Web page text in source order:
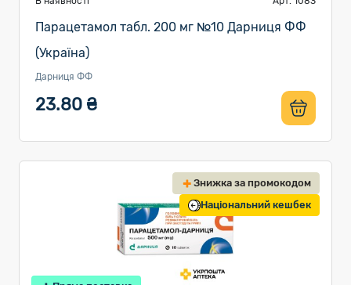
Парацетамол табл. 200 мг №10 Дарниця ФФ
(Україна)
Дарниця ФФ
23.80 ₴
Знижка за промокодом
Національний кешбек